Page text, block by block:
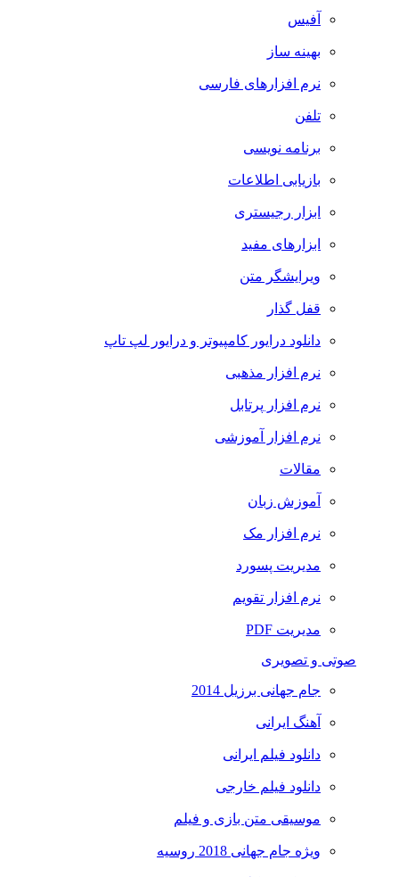
آفیس
بهینه ساز
نرم افزارهای فارسی
تلفن
برنامه نویسی
بازیابی اطلاعات
ابزار رجیستری
ابزارهای مفید
ویرایشگر متن
قفل گذار
دانلود درایور کامپیوتر و درایور لپ تاپ
نرم افزار مذهبی
نرم افزار پرتابل
نرم افزار آموزشی
مقالات
آموزش زبان
نرم افزار مک
مدیریت پسورد
نرم افزار تقویم
مدیریت PDF
صوتی و تصویری
جام جهانی برزیل 2014
آهنگ ایرانی
دانلود فیلم ایرانی
دانلود فیلم خارجی
موسیقی متن بازی و فیلم
ویژه جام جهانی 2018 روسیه